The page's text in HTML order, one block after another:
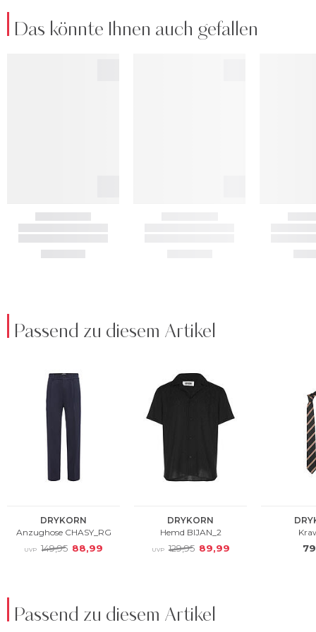
Das könnte Ihnen auch gefallen
Passend zu diesem Artikel
Passend zu diesem Artikel